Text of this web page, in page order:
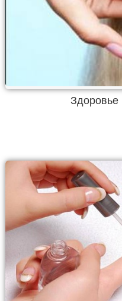
Здоровье